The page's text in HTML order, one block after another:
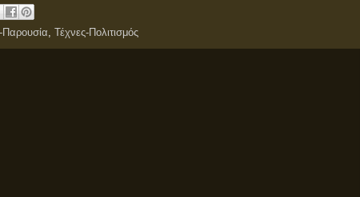
, Τέχνες-Πολιτισμός